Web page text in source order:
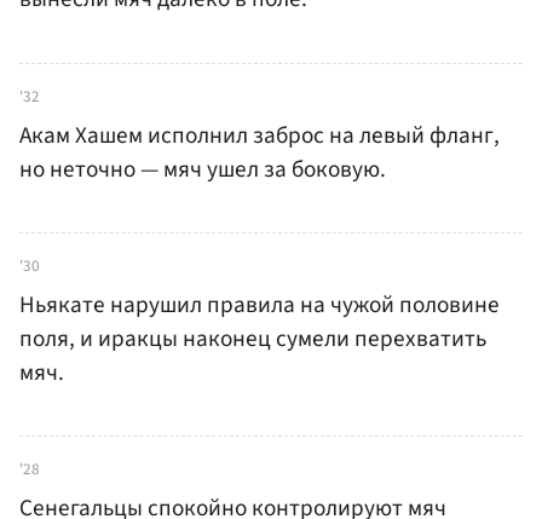
'32
Акам Хашем исполнил заброс на левый фланг,
но неточно — мяч ушел за боковую.
'30
Ньякате нарушил правила на чужой половине
поля, и иракцы наконец сумели перехватить
мяч.
'28
Сенегальцы спокойно контролируют мяч